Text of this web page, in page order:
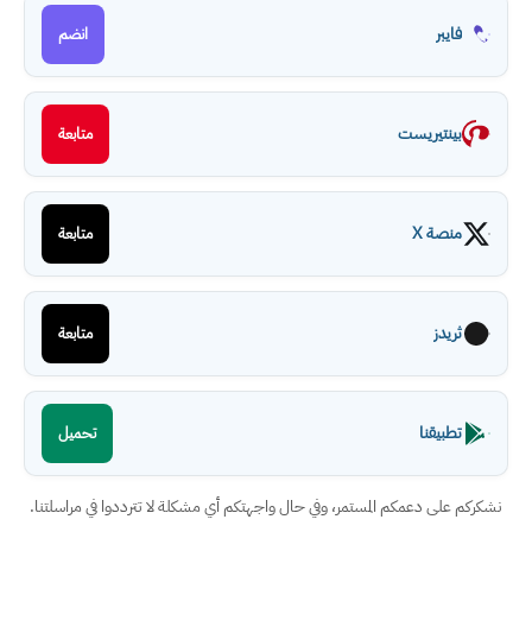
فايبر انضم
بينتيريست متابعة
منصة X متابعة
ثريدز متابعة
تطبيقنا تحميل
نشكركم على دعمكم المستمر، وفي حال واجهتكم أي مشكلة لا تترددوا في مراسلتنا.